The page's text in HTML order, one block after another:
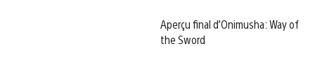
Aperçu final d’Onimusha: Way of
the Sword